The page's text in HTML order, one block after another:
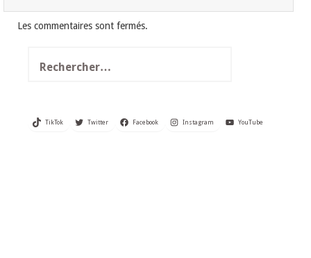
Les commentaires sont fermés.
TikTok Twitter Facebook Instagram YouTube